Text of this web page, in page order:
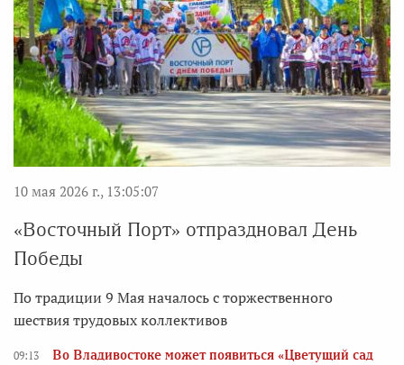
10 мая 2026 г., 13:05:07
«Восточный Порт» отпраздновал День
Победы
По традиции 9 Мая началось с торжественного
шествия трудовых коллективов
09:13
Во Владивостоке может появиться «Цветущий сад